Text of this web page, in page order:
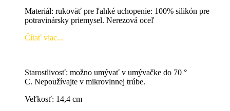
Materiál: rukoväť pre ľahké uchopenie: 100% silikón pre
potravinársky priemysel. Nerezová oceľ
Čítať viac...
Starostlivosť: možno umývať v umývačke do 70 °
C. Nepoužívajte v mikrovlnnej trúbe.
Veľkosť: 14,4 cm